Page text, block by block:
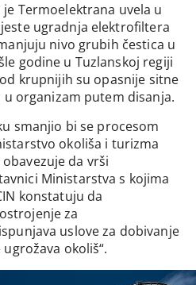
Termoelektrana uvela u
ugradnja elektrofiltera
nivo grubih čestica u
godine u Tuzlanskoj regiji
krupnijih su opasnije sitne
organizam putem disanja.
smanjio bi se procesom
okoliša i turizma
da vrši
Ministarstva s kojima
konstatuju da
za
uslove za dobivanje
okoliš“.